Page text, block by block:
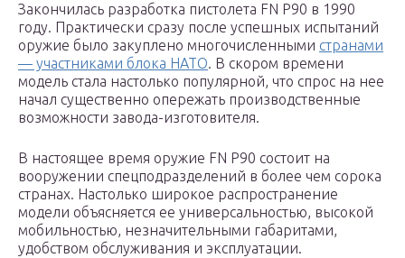
Закончилась разработка пистолета FN P90 в 1990
году. Практически сразу после успешных испытаний
оружие было закуплено многочисленными странами
— участниками блока НАТО. В скором времени
модель стала настолько популярной, что спрос на нее
начал существенно опережать производственные
возможности завода-изготовителя.
В настоящее время оружие FN P90 состоит на
вооружении спецподразделений в более чем сорока
странах. Настолько широкое распространение
модели объясняется ее универсальностью, высокой
мобильностью, незначительными габаритами,
удобством обслуживания и эксплуатации.